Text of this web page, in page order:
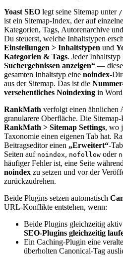
Yoast SEO legt seine Sitemap unter /
ist ein Sitemap-Index, der auf
Kategorien, Tags, Autorenarchive
Du steuerst, welche Inhaltstypen
Einstellungen > Inhaltstypen und
Kategorien & Tags. Jeder
Suchergebnissen anzeigen“ —
gesamten Inhaltstyp eine noindex-
aus der Sitemap. Das ist die
versehentliches Noindexing in
RankMath verfolgt einen ähnlichen
granularere Oberfläche. Die
RankMath > Sitemap Settings, wo
Taxonomie einen eigenen Tab hat.
Beitragseditor einen „Erweitert“-
Seiten auf noindex, nofollow oder
häufiger Fehler ist, eine Seite
noindex zu setzen und vor der
zurückzudrehen.
Beide Plugins setzen automatisch
URL-Konflikte entstehen, wenn:
Beide Plugins gleichzeitig
SEO-Plugins gleichzeitig
Ein Caching-Plugin eine
überholten Canonical-Tag